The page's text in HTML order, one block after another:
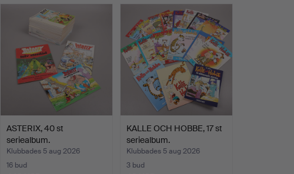
ASTERIX, 40 st
seriealbum.
Klubbades 5 aug 2026
16 bud
KALLE OCH HOBBE, 17 st
seriealbum.
Klubbades 5 aug 2026
3 bud